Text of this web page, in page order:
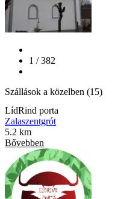
1 / 382
Szállások a közelben (15)
LídRind porta
Zalaszentgrót
5.2 km
Bővebben